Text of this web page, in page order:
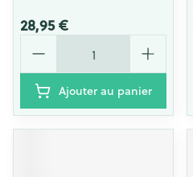
28,95 €
Quantité
Ajouter au panier